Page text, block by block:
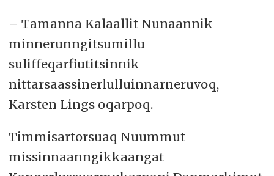
– Tamanna Kalaallit Nunaannik
minnerunngitsumillu
suliffeqarfiutitsinnik
nittarsaassinerlulluinnarneruvoq,
Karsten Lings oqarpoq.
Timmisartorsuaq Nuummut
missinnaanngikkaangat